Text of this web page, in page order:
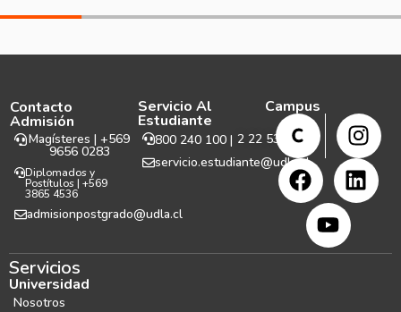
Contacto
Admisión
Magísteres | +569
9656 0283
Diplomados y
Postítulos | +569
3865 4536
admisionpostgrado@udla.cl
Servicio Al
Estudiante
800 240 100 | 2 22 531 999
servicio.estudiante@udla.cl
Campus
Servicios
Universidad
Nosotros